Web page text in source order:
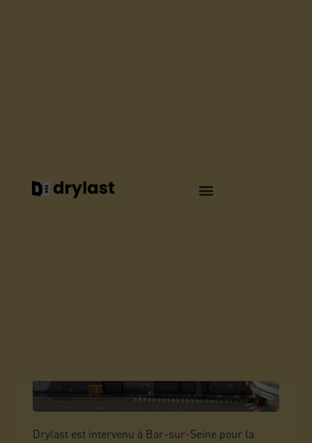
FRAÎCHE POUR
INTERMARCHÉ
Drylast est intervenu à Bar-sur-Seine pour la